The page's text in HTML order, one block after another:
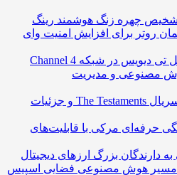
چهره زنگ هوشمند رینگ
برای افزایش امنیت وای
و مدیریت
زمان پخش فصل دوم سریال The Testaments و جزئیات
مرکی با قابلیت‌های
بزرگ ارزهای دیجیتال
هوش مصنوعی فضایی اسپیس